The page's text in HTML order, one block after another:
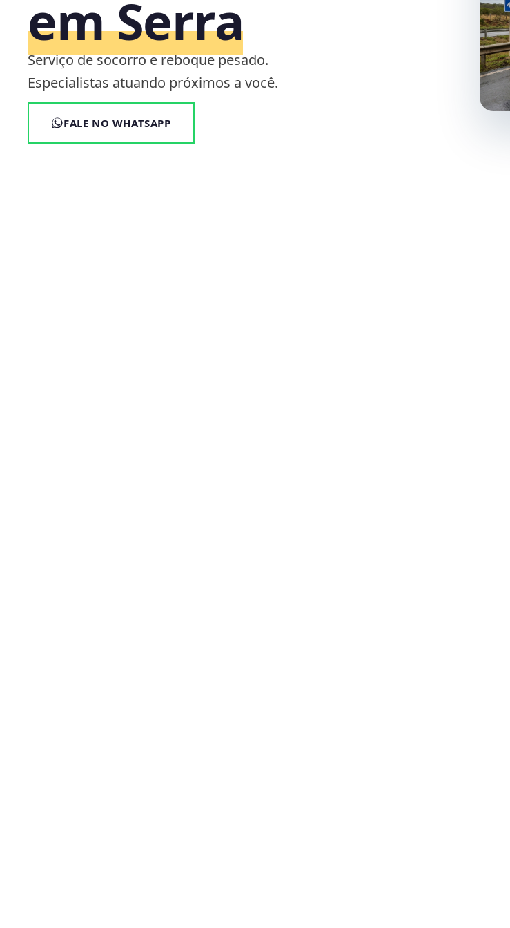
em Serra
Serviço de socorro e reboque pesado.
Especialistas atuando próximos a você.
FALE NO WHATSAPP